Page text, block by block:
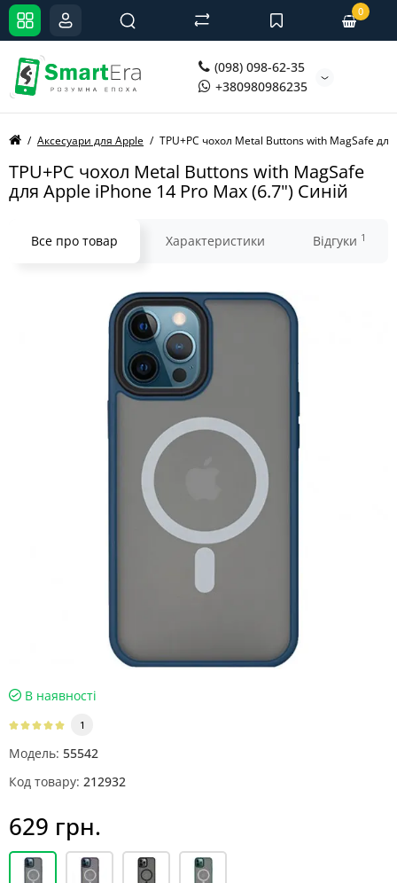
(098) 098-62-35
+380980986235
0
Аксесуари для Apple TPU+PC чохол Metal Buttons with MagSafe
TPU+PC чохол Metal Buttons with MagSafe
для Apple iPhone 14 Pro Max (6.7") Синій
Все про товар Характеристики Відгуки 1
В наявності
1
Модель: 55542
Код товару: 212932
629 грн.